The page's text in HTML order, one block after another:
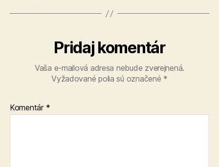
Pridaj komentár
Vaša e-mailová adresa nebude zverejnená.
Vyžadované polia sú označené *
Komentár *